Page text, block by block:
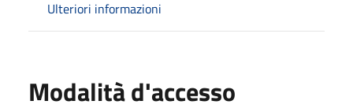
Ulteriori informazioni
Modalità d'accesso